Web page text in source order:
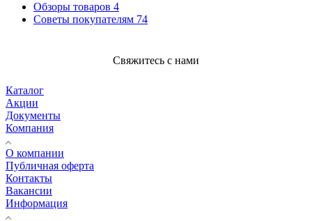
Обзоры товаров 4
Советы покупателям 74
Свяжитесь с нами
Каталог
Акции
Документы
Компания
О компании
Публичная оферта
Контакты
Вакансии
Информация